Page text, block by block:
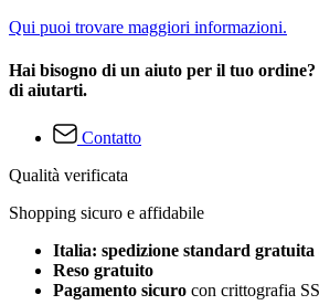
Qui puoi trovare maggiori informazioni.
Hai bisogno di un aiuto per il tuo
di aiutarti.
Contatto
Qualità verificata
Shopping sicuro e affidabile
Italia: spedizione standard gratuita
Reso gratuito
Pagamento sicuro con crittografia